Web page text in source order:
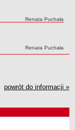
Autor:
Renata Puchała
Autor:
Renata Puchała
powrót do informacji »